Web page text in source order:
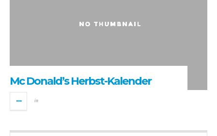
Mc Donald’s Herbst-Kalender
in